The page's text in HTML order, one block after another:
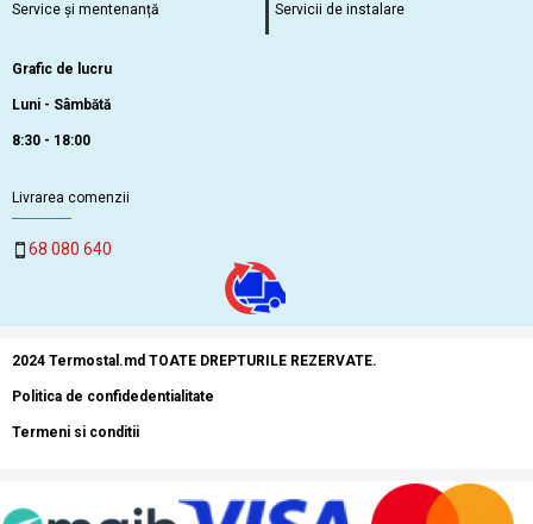
Service și mentenanță Servicii de instalare
Grafic de lucru
Luni - Sâmbătă
8:30 - 18:00
Livrarea comenzii
68 080 640
2024 Termostal.md TOATE DREPTURILE REZERVATE.
Politica de confidedentialitate
Termeni si conditii